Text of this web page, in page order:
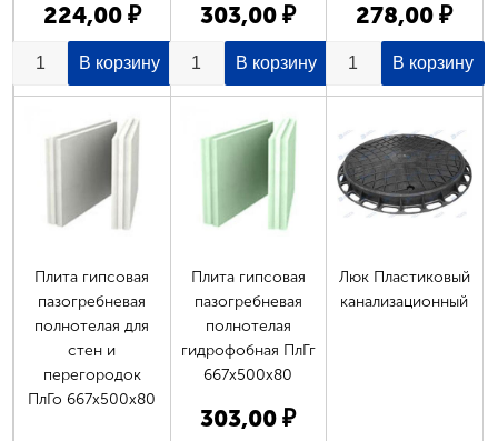
224,00 ₽ 303,00 ₽ 278,00 ₽
Плита гипсовая
пазогребневая
полнотелая для
стен и
перегородок
ПлГо 667х500х80
Плита гипсовая
пазогребневая
полнотелая
гидрофобная ПлГг
667х500х80
303,00 ₽
Люк Пластиковый
канализационный